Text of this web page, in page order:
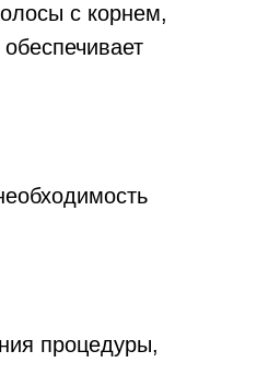
с корнем,
процедуры,